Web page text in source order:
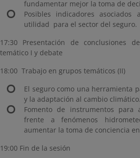
fundamentar mejor la toma de
Posibles indicadores
utilidad para el sector del seguro.
17:30 Presentación de conclusiones
temático I y debate
18:00 Trabajo en grupos temáticos (II)
El seguro como una herramienta
y la adaptación al cambio climático.
Fomento de instrumentos para
frente a fenómenos
aumentar la toma de conciencia
19:00 Fin de la sesión